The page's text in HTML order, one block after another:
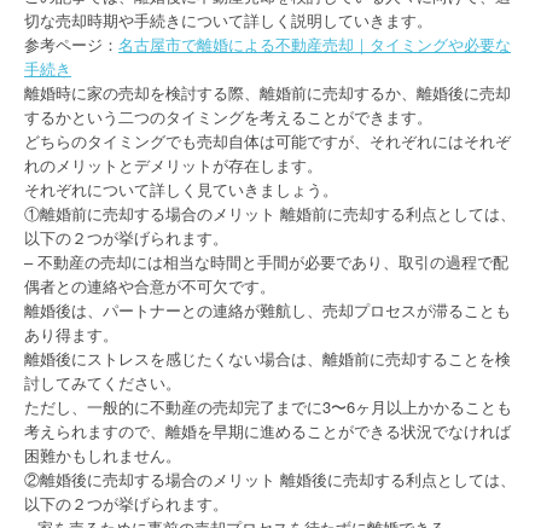
切な売却時期や手続きについて詳しく説明していきます。
参考ページ： 名古屋市で離婚による不動産売却｜タイミングや必要な
手続き
離婚時に家の売却を検討する際、離婚前に売却するか、離婚後に売却
するかという二つのタイミングを考えることができます。
どちらのタイミングでも売却自体は可能ですが、それぞれにはそれぞ
れのメリットとデメリットが存在します。
それぞれについて詳しく見ていきましょう。
①離婚前に売却する場合のメリット 離婚前に売却する利点としては、
以下の２つが挙げられます。
– 不動産の売却には相当な時間と手間が必要であり、取引の過程で配
偶者との連絡や合意が不可欠です。
離婚後は、パートナーとの連絡が難航し、売却プロセスが滞ることも
あり得ます。
離婚後にストレスを感じたくない場合は、離婚前に売却することを検
討してみてください。
ただし、一般的に不動産の売却完了までに3〜6ヶ月以上かかることも
考えられますので、離婚を早期に進めることができる状況でなければ
困難かもしれません。
②離婚後に売却する場合のメリット 離婚後に売却する利点としては、
以下の２つが挙げられます。